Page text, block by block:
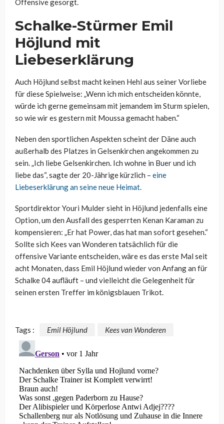
Offensive gesorgt.
Schalke-Stürmer Emil
Höjlund mit
Liebeserklärung
Auch Höjlund selbst macht keinen Hehl aus seiner Vorliebe
für diese Spielweise: „Wenn ich mich entscheiden könnte,
würde ich gerne gemeinsam mit jemandem im Sturm spielen,
so wie wir es gestern mit Moussa gemacht haben.“
Neben den sportlichen Aspekten scheint der Däne auch
außerhalb des Platzes in Gelsenkirchen angekommen zu
sein. „Ich liebe Gelsenkirchen. Ich wohne in Buer und ich
liebe das“, sagte der 20-Jährige kürzlich – eine
Liebeserklärung an seine neue Heimat.
Sportdirektor Youri Mulder sieht in Höjlund jedenfalls eine
Option, um den Ausfall des gesperrten Kenan Karaman zu
kompensieren: „Er hat Power, das hat man sofort gesehen.“
Sollte sich Kees van Wonderen tatsächlich für die
offensive Variante entscheiden, wäre es das erste Mal seit
acht Monaten, dass Emil Höjlund wieder von Anfang an für
Schalke 04 aufläuft – und vielleicht die Gelegenheit für
seinen ersten Treffer im königsblauen Trikot.
Tags : Emil Höjlund Kees van Wonderen